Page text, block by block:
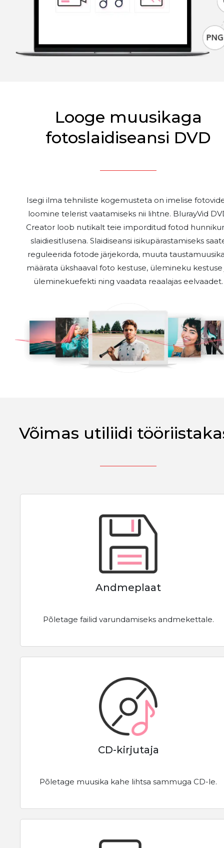
Looge muusikaga
fotoslaidiseansi DVD
Isegi ilma tehniliste kogemusteta on imelise
loomine telerist vaatamiseks nii lihtne. BlurayVid
Creator loob nutikalt teie imporditud fotod
slaidiesitlusena. Slaidiseansi isikupärastamiseks
reguleerida fotode järjekorda, muuta
määrata ükshaaval foto kestuse, ülemineku kestuse
üleminekuefekti ning vaadata reaalajas eelvaadet.
Võimas utiliidi
Andmeplaat
Põletage failid varundamiseks andmekettale.
CD-kirjutaja
Põletage muusika kahe lihtsa sammuga CD-le.